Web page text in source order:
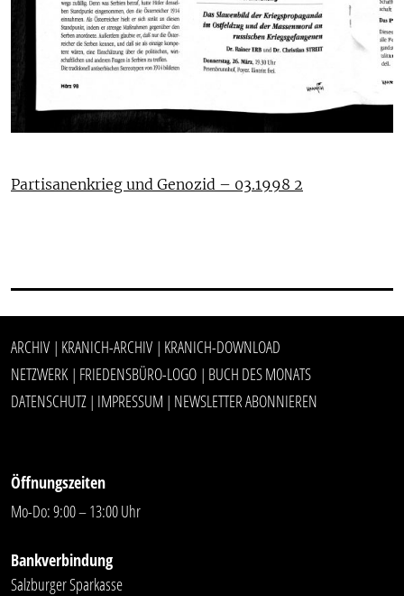
Partisanenkrieg und Genozid – 03.1998 2
ARCHIV | KRANICH-ARCHIV | KRANICH-DOWNLOAD
NETZWERK | FRIEDENSBÜRO-LOGO | BUCH DES MONATS
DATENSCHUTZ | IMPRESSUM | NEWSLETTER ABONNIEREN
Öffnungszeiten
Mo-Do: 9:00 – 13:00 Uhr
Bankverbindung
Salzburger Sparkasse